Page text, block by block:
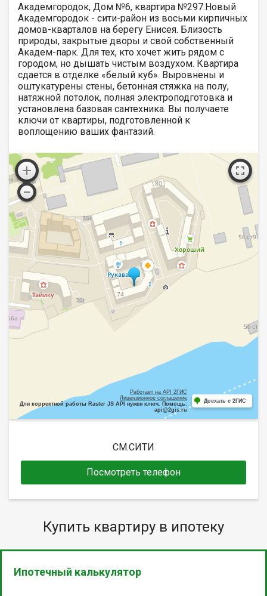
Академгородок, Дом №6, квартира №297.Новый
Академгородок - сити-район из восьми кирпичных
домов-кварталов на берегу Енисея. Близость
природы, закрытые дворы и свой собственный
Академ-парк. Для тех, кто хочет жить рядом с
городом, но дышать чистым воздухом. Квартира
сдается в отделке «белый куб». Выровнены и
оштукатурены стены, бетонная стяжка на полу,
натяжной потолок, полная электроподготовка и
установлена базовая сантехника. Вы получаете
ключи от квартиры, подготовленной к
воплощению ваших фантазий.
Работает на API 2ГИС
Лицензионное соглашение
Для корректной работы Raster JS API нужен ключ. Помощь:
api@2gis.ru
Доехать с 2ГИС
СМ.СИТИ
Посмотреть телефон
Купить квартиру в ипотеку
Ипотечный калькулятор